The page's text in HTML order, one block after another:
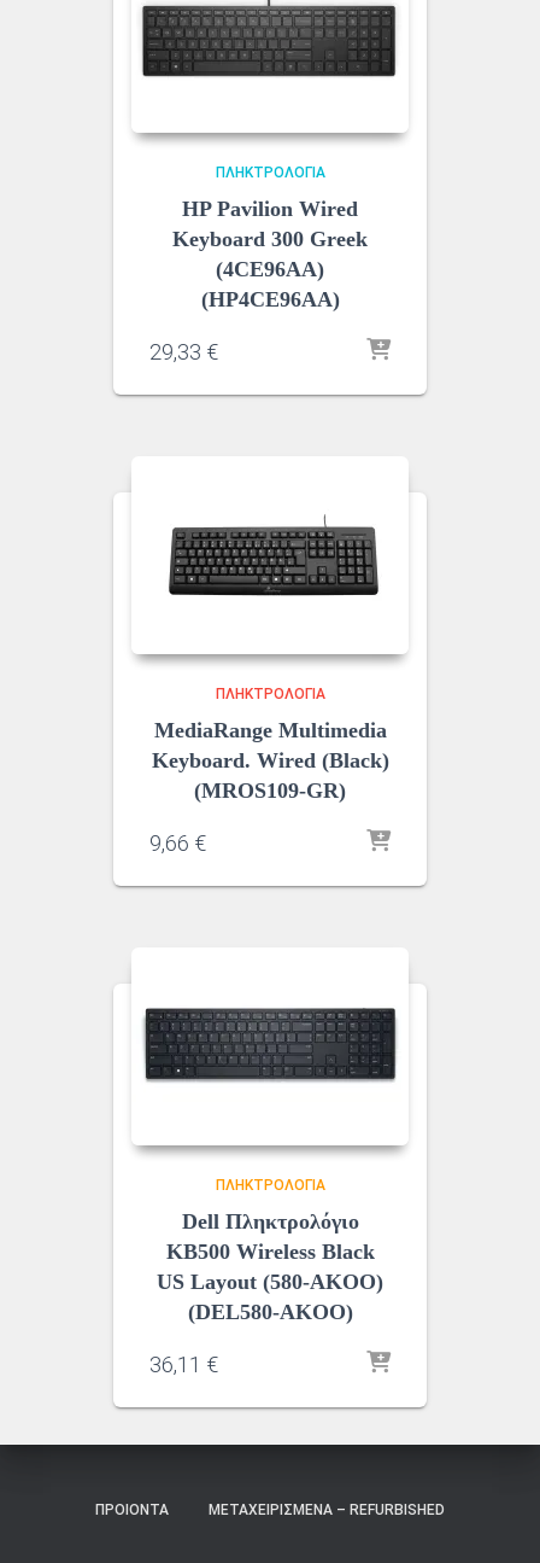
ΠΛΗΚΤΡΟΛΌΓΙΑ
HP Pavilion Wired
Keyboard 300 Greek
(4CE96AA)
(HP4CE96AA)
29,33 €
ΠΛΗΚΤΡΟΛΌΓΙΑ
MediaRange Multimedia
Keyboard. Wired (Black)
(MROS109-GR)
9,66 €
ΠΛΗΚΤΡΟΛΌΓΙΑ
Dell Πληκτρολόγιο
KB500 Wireless Black
US Layout (580-AKOO)
(DEL580-AKOO)
36,11 €
ΠΡΟΙΌΝΤΑ ΜΕΤΑΧΕΙΡΙΣΜΈΝΑ – REFURBISHED